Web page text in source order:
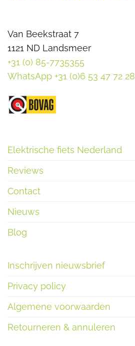
Van Beekstraat 7
1121 ND Landsmeer
+31 (0) 85-7735355
WhatsApp +31 (0)6 53 47 72 28
Elektrische fiets Nederland
Reviews
Contact
Nieuws
Blog
Inschrijven nieuwsbrief
Privacy policy
Algemene voorwaarden
Retourneren & annuleren